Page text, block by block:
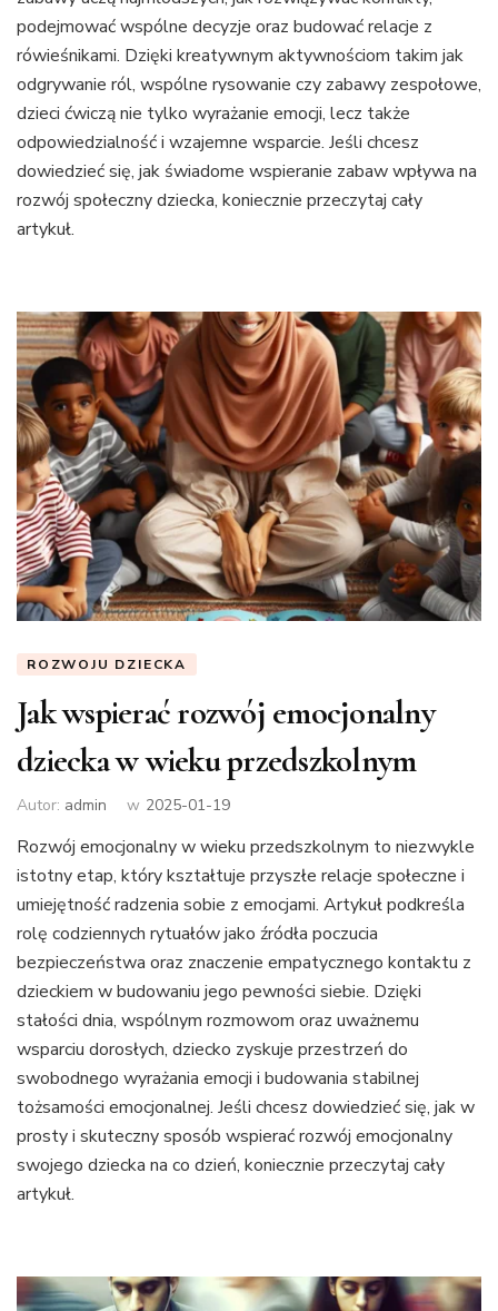
podejmować wspólne decyzje oraz budować relacje z
rówieśnikami. Dzięki kreatywnym aktywnościom takim jak
odgrywanie ról, wspólne rysowanie czy zabawy zespołowe,
dzieci ćwiczą nie tylko wyrażanie emocji, lecz także
odpowiedzialność i wzajemne wsparcie. Jeśli chcesz
dowiedzieć się, jak świadome wspieranie zabaw wpływa na
rozwój społeczny dziecka, koniecznie przeczytaj cały
artykuł.
ROZWOJU DZIECKA
Jak wspierać rozwój emocjonalny
dziecka w wieku przedszkolnym
Autor: admin w 2025-01-19
Rozwój emocjonalny w wieku przedszkolnym to niezwykle
istotny etap, który kształtuje przyszłe relacje społeczne i
umiejętność radzenia sobie z emocjami. Artykuł podkreśla
rolę codziennych rytuałów jako źródła poczucia
bezpieczeństwa oraz znaczenie empatycznego kontaktu z
dzieckiem w budowaniu jego pewności siebie. Dzięki
stałości dnia, wspólnym rozmowom oraz uważnemu
wsparciu dorosłych, dziecko zyskuje przestrzeń do
swobodnego wyrażania emocji i budowania stabilnej
tożsamości emocjonalnej. Jeśli chcesz dowiedzieć się, jak w
prosty i skuteczny sposób wspierać rozwój emocjonalny
swojego dziecka na co dzień, koniecznie przeczytaj cały
artykuł.